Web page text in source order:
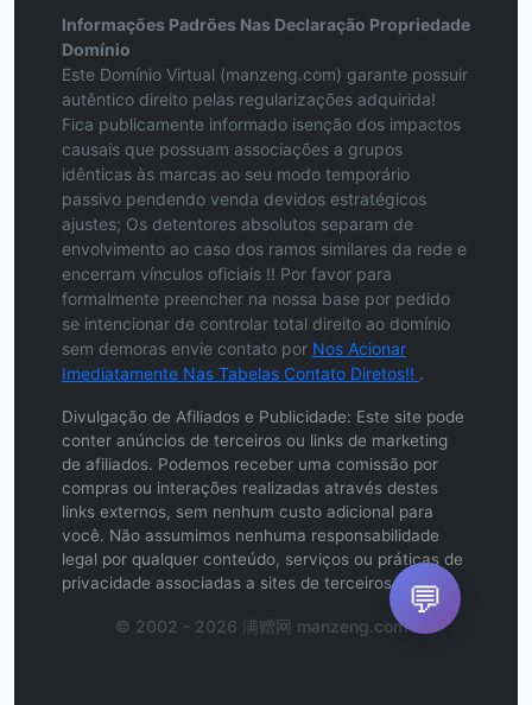
Informações Padrões Nas Declaração Propriedade
Domínio
Este Domínio Virtual (manzeng.com) garante possuir
autêntico direito pelas regularizações adquirida!
Fica publicamente informado isenção dos impactos
causais que possuam associações a grupos
idênticas às marcas ao seu modo temporário
passivo pendendo venda devidos estratégicos
ajustes; Os detentores absolutos separam de
envolvimento ao caso dos ramos similares da rede e
encerram vínculos oficiais !! Por favor para
formalmente preencher na nossa base por pedido
se intencionar de controlar total direito ao domínio
sem demoras envie contato por Nos Acionar
Imediatamente Nas Tabelas Contato Diretos!! .
Divulgação de Afiliados e Publicidade: Este site pode
conter anúncios de terceiros ou links de marketing
de afiliados. Podemos receber uma comissão por
compras ou interações realizadas através destes
links externos, sem nenhum custo adicional para
você. Não assumimos nenhuma responsabilidade
legal por qualquer conteúdo, serviços ou práticas de
privacidade associadas a sites de terceiros.
© 2002 - 2026 满赠网 manzeng.com .
💬